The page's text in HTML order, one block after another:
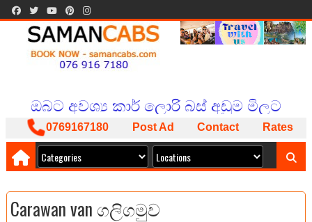
BOOK NOW
ISLAND WIDE SERVICE
ඔබට අවශ්‍ය කාර් ලොරි බස් අඩුම මිලට
අපෙන් !
0769167180 Post Ad Contact Rates
Carawan van ගලිගමුව